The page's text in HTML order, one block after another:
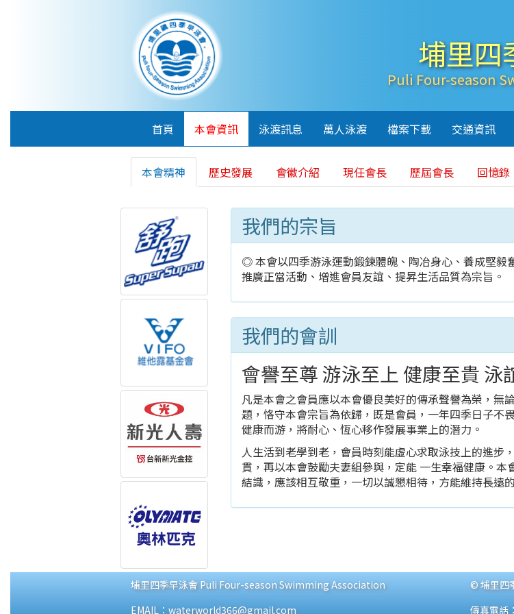
埔里四
Puli Four-season
首頁 本會資訊 泳渡訊息 萬人泳渡 檔案下載 交通資訊
本會精神 歷史發展 會徽介紹 現任會長 歷屆會長 回憶錄
我們的宗旨
◎ 本會以四季游泳運動鍛鍊體魄、陶冶身心、養成堅毅
推廣正當活動、增進會員友誼、提昇生活品質為宗旨。
我們的會訓
會譽至尊 游泳至上 健康至貴 泳
凡是本會之會員應以本會優良美好的傳承聲譽為榮，
題，恪守本會宗旨為依歸，既是會員，一年四季日子不
健康而游，將耐心、恆心移作發展事業上的潛力。
人生活到老學到老，會員時刻能虛心求取泳技上的進
貫，再以本會鼓勵夫妻組參與，定能 一生幸福健康。
結識，應該相互敬重，一切以誠懇相待，方能維持長遠
埔里四季早泳會 Puli Four-season Swimming Association
© 埔里四
EMAIL：waterworld366@gmail.com
傳真電話